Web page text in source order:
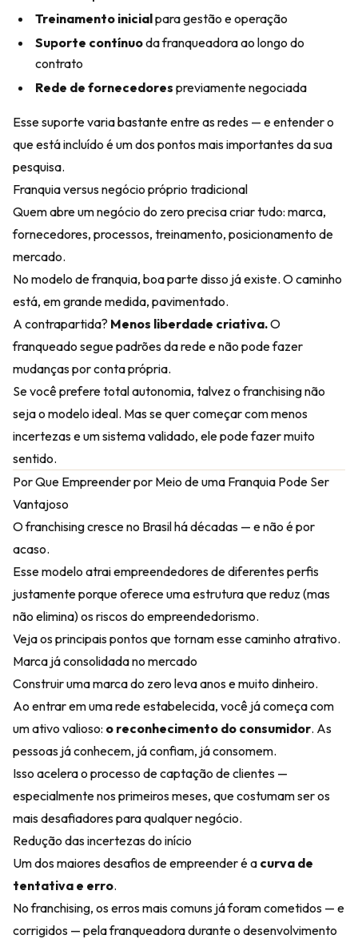
Treinamento inicialpara gestão e operação
Suporte contínuoda franqueadora ao longo do
contrato
Rede de fornecedores previamente negociada
Esse suporte varia bastante entre as redes — e entender o
que está incluído é um dos pontos mais importantes da sua
pesquisa.
Franquia versus negócio próprio tradicional
Quem abre um negócio do zero precisa criar tudo: marca,
fornecedores, processos, treinamento, posicionamento de
mercado.
No modelo de franquia, boa parte disso já existe. O caminho
está, em grande medida, pavimentado.
A contrapartida? Menos liberdade criativa.O
franqueado segue padrões da rede e não pode fazer
mudanças por conta própria.
Se você prefere total autonomia, talvez o franchising não
seja o modelo ideal. Mas se quer começar com menos
incertezas e um sistema validado, ele pode fazer muito
sentido.
Por Que Empreender por Meio de uma Franquia Pode Ser
Vantajoso
O franchising cresce no Brasil há décadas — e não é por
acaso.
Esse modelo atrai empreendedores de diferentes perfis
justamente porque oferece uma estrutura que reduz (mas
não elimina) os riscos do empreendedorismo.
Veja os principais pontos que tornam esse caminho atrativo.
Marca já consolidada no mercado
Construir uma marca do zero leva anos e muito dinheiro.
Ao entrar em uma rede estabelecida, você já começa com
um ativo valioso: o reconhecimento do consumidor. As
pessoas já conhecem, já confiam, já consomem.
Isso acelera o processo de captação de clientes —
especialmente nos primeiros meses, que costumam ser os
mais desafiadores para qualquer negócio.
Redução das incertezas do início
Um dos maiores desafios de empreender é a curva de
tentativa e erro.
No franchising, os erros mais comuns já foram cometidos — e
corrigidos — pela franqueadora durante o desenvolvimento